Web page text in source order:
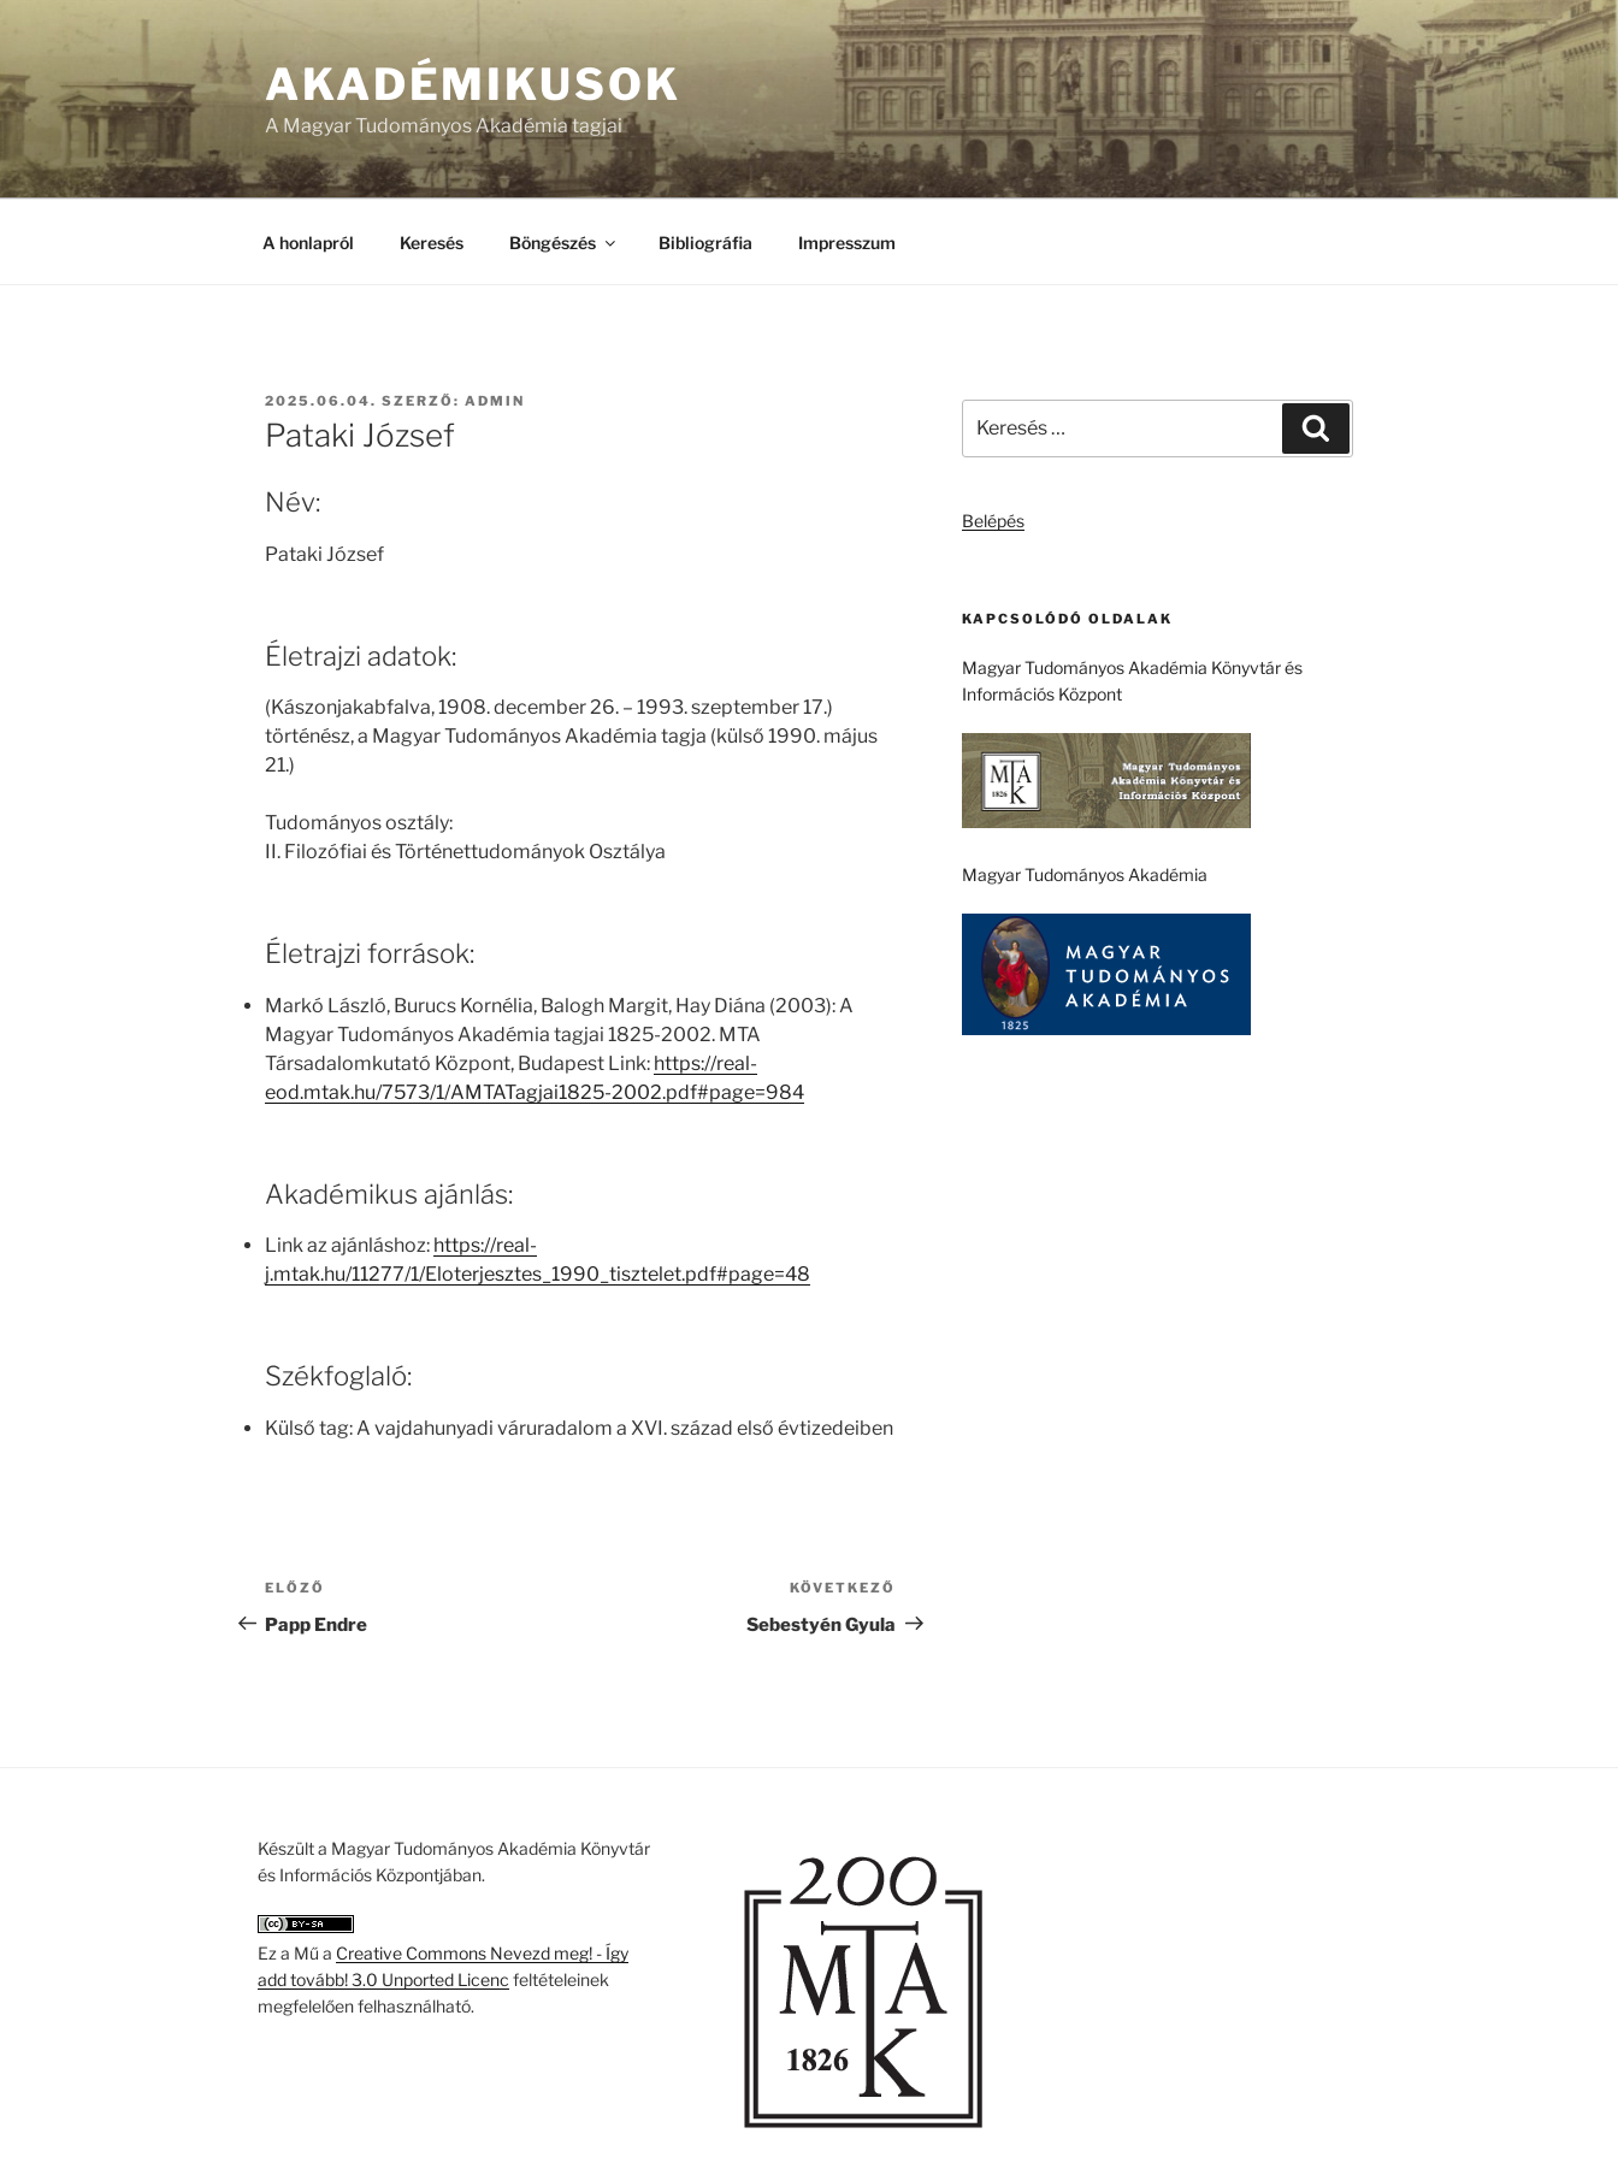
AKADÉMIKUSOK
A Magyar Tudományos Akadémia tagjai
A honlapról Keresés Böngészés Bibliográfia Impresszum
BEKÜLDVE:
2025.06.04. SZERZŐ: ADMIN
Pataki József
Név:
Pataki József
Életrajzi adatok:
(Kászonjakabfalva, 1908. december 26. – 1993. szeptember 17.)
történész, a Magyar Tudományos Akadémia tagja (külső 1990. május
21.)
Tudományos osztály:
II. Filozófiai és Történettudományok Osztálya
Életrajzi források:
Markó László, Burucs Kornélia, Balogh Margit, Hay Diána (2003): A
Magyar Tudományos Akadémia tagjai 1825-2002. MTA
Társadalomkutató Központ, Budapest Link: https://real-
eod.mtak.hu/7573/1/AMTATagjai1825-2002.pdf#page=984
Akadémikus ajánlás:
Link az ajánláshoz: https://real-
j.mtak.hu/11277/1/Eloterjesztes_1990_tisztelet.pdf#page=48
Székfoglaló:
Külső tag: A vajdahunyadi váruradalom a XVI. század első évtizedeiben
Bejegyzés
navigáció
Korábbi
bejegyzés
ELŐZŐ
Papp Endre
bejegyzés
KÖVETKEZŐ
Sebestyén Gyula
következő
Belépés
KAPCSOLÓDÓ OLDALAK
Magyar Tudományos Akadémia Könyvtár és
Információs Központ
Magyar Tudományos Akadémia
Készült a Magyar Tudományos Akadémia Könyvtár
és Információs Központjában.
Ez a Mű a Creative Commons Nevezd meg! - Így
add tovább! 3.0 Unported Licenc feltételeinek
megfelelően felhasználható.